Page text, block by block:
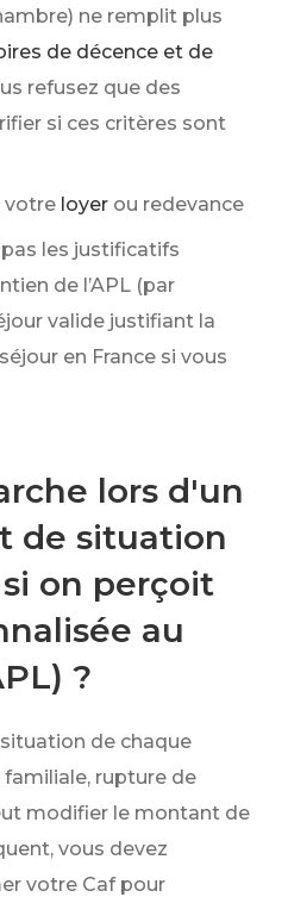
ne remplit plus
de décence et de
refusez que des
si ces critères sont
votre loyer ou redevance
les justificatifs
de l’APL (par
valide justifiant la
en France si vous
lors d'un
de situation
on perçoit
au
?
de chaque
rupture de
modifier le montant de
vous devez
votre Caf pour